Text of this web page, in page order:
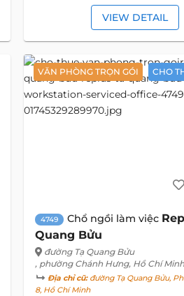
VIEW DETAIL
VĂN PHÒNG TRỌN GÓI CHO
4749 Chổ ngồi làm việc
Quang Bửu
đường Tạ Quang Bửu
, phường Chánh Hưng, Hồ Chí Minh
Địa chỉ cũ:đường Tạ Quang Bửu,
8, Hồ Chí Minh